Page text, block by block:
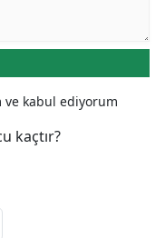
ve kabul ediyorum
kaçtır?